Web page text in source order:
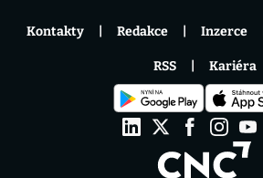
Kontakty Redakce Inzerce
RSS Kariéra